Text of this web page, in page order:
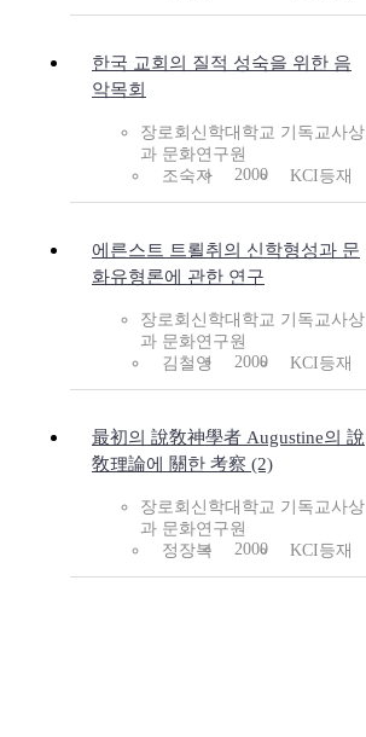
한국 교회의 질적 성숙을 위한 음
악목회
장로회신학대학교 기독교사상
과 문화연구원
조숙자
2000 KCI등재
에른스트 트뢸취의 신학형성과 문
화유형론에 관한 연구
장로회신학대학교 기독교사상
과 문화연구원
김철영
2000 KCI등재
最初의 說敎神學者 Augustine의 說
敎理論에 關한 考察 (2)
장로회신학대학교 기독교사상
과 문화연구원
정장복
2000 KCI등재